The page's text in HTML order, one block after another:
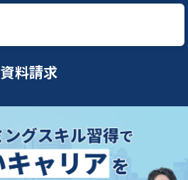
資料請求